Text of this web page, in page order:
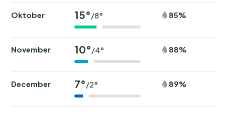
Oktober 15°/8° 85%
November 10°/4° 88%
December 7°/2° 89%